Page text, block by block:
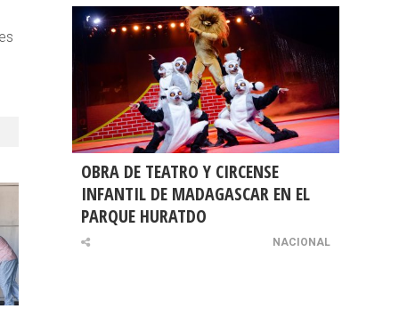
OBRA DE TEATRO Y CIRCENSE
INFANTIL DE MADAGASCAR EN EL
PARQUE HURATDO
NACIONAL